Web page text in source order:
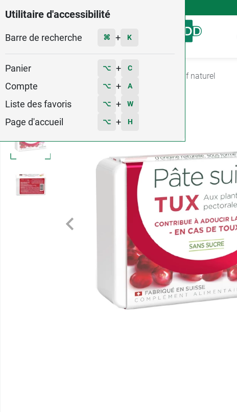
Utilitaire d'accessibilité
Barre de recherche ⌘ + K
Panier ⌥ + C
Compte ⌥ + A
Liste des favoris ⌥ + W
Page d'accueil ⌥ + H
Menu
Antitussif naturel
4